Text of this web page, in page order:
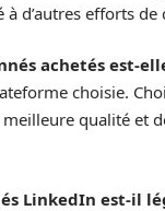
à d’autres efforts de
achetés est-
choisie.
qualité et
LinkedIn est-il